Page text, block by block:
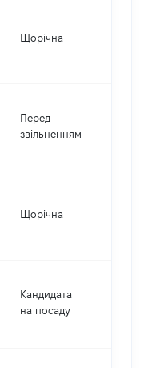
Щорічна
Перед
звільненням
Щорічна
Кандидата
на посаду